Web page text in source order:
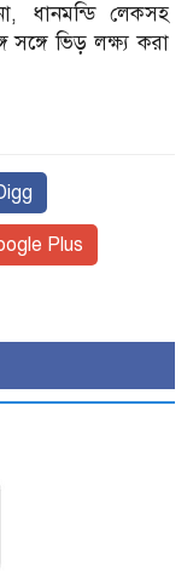
ধানমন্ডি লেকসহ
সঙ্গে ভিড় লক্ষ্য করা
Plus